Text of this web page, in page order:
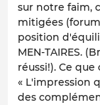
sur notre faim,
mitigées
position
MEN-TAIRES.
réussi!). Ce
« L'impression
des